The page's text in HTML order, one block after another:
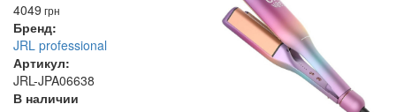
4049 грн
Бренд:
JRL professional
Артикул:
JRL-JPA06638
В наличии